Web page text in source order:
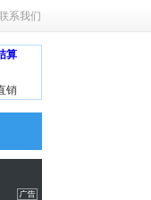
系我们
算
销